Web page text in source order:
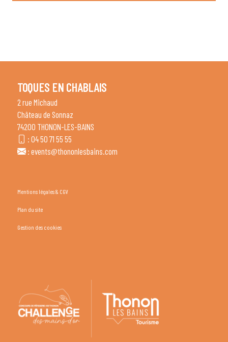
TOQUES EN CHABLAIS
2 rue Michaud
Château de Sonnaz
74200 THONON-LES-BAINS
: 04 50 71 55 55
: events@thononlesbains.com
Mentions légales & CGV
Plan du site
Gestion des cookies